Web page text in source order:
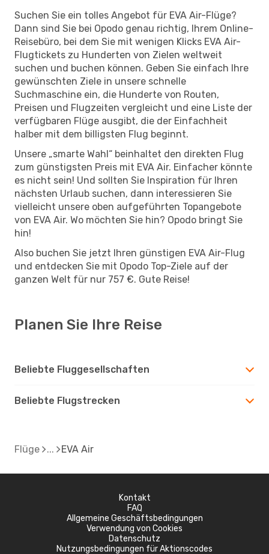
Suchen Sie ein tolles Angebot für EVA Air-Flüge?
Dann sind Sie bei Opodo genau richtig, Ihrem Online-
Reisebüro, bei dem Sie mit wenigen Klicks EVA Air-
Flugtickets zu Hunderten von Zielen weltweit
suchen und buchen können. Geben Sie einfach Ihre
gewünschten Ziele in unsere schnelle
Suchmaschine ein, die Hunderte von Routen,
Preisen und Flugzeiten vergleicht und eine Liste der
verfügbaren Flüge ausgibt, die der Einfachheit
halber mit dem billigsten Flug beginnt.
Unsere „smarte Wahl“ beinhaltet den direkten Flug
zum günstigsten Preis mit EVA Air. Einfacher könnte
es nicht sein! Und sollten Sie Inspiration für Ihren
nächsten Urlaub suchen, dann interessieren Sie
vielleicht unsere oben aufgeführten Topangebote
von EVA Air. Wo möchten Sie hin? Opodo bringt Sie
hin!
Also buchen Sie jetzt Ihren günstigen EVA Air-Flug
und entdecken Sie mit Opodo Top-Ziele auf der
ganzen Welt für nur 757 €. Gute Reise!
Planen Sie Ihre Reise
Beliebte Fluggesellschaften
Beliebte Flugstrecken
Flüge EVA Air
Kontakt
FAQ
Allgemeine Geschäftsbedingungen
Verwendung von Cookies
Datenschutz
Nutzungsbedingungen für Aktionscodes